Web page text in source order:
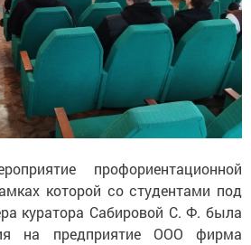
профориентационной
которой со студентами под
куратора Сабировой С. Ф. была
на предприятие ООО фирма